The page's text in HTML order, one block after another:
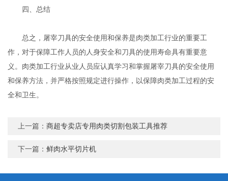
四、总结
总之，屠宰刀具的安全使用和保养是肉类加工行业的重要工
作，对于保障工作人员的人身安全和刀具的使用寿命具有重要意
义。肉类加工行业从业人员应认真学习和掌握屠宰刀具的安全使用
和保养方法，并严格按照规定进行操作，以保障肉类加工过程的安
全和卫生。
上一篇：商超专卖店专用肉类切割包装工具推荐
下一篇：鲜肉水平切片机